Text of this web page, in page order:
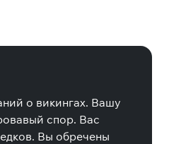
о викингах. Вашу
спор. Вас
Вы обречены